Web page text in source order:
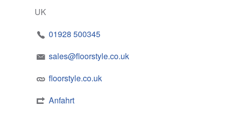
UK
01928 500345
sales@floorstyle.co.uk
floorstyle.co.uk
Anfahrt